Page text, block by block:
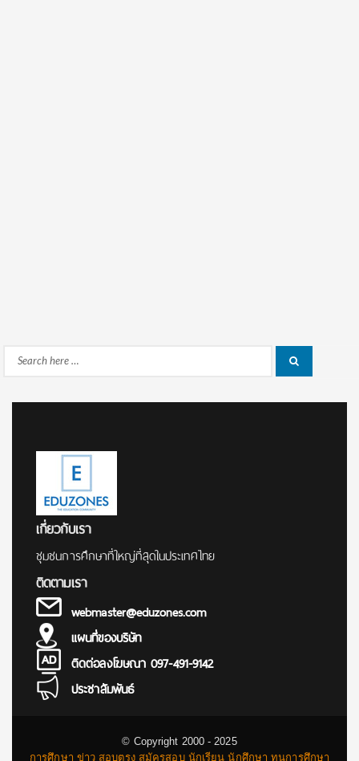
Search
เกี่ยวกับเรา
ชุมชนการศึกษาที่ใหญ่ที่สุดในประเทศไทย
ติดตามเรา
webmaster@eduzones.com
แผนที่ของบริษัท
ติดต่อลงโฆษณา 097-491-9142
ประชาสัมพันธ์
© Copyright 2000 - 2025
การศึกษา ข่าว สอบตรง สมัครสอบ นักเรียน นักศึกษา ทุนการศึกษา